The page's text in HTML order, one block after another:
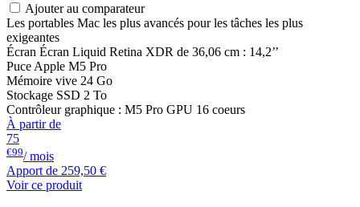
Ajouter au comparateur
Les portables Mac les plus avancés pour les tâches les plus
exigeantes
Écran Écran Liquid Retina XDR de 36,06 cm : 14,2’’
Puce Apple M5 Pro
Mémoire vive 24 Go
Stockage SSD 2 To
Contrôleur graphique : M5 Pro GPU 16 coeurs
À partir de
75
€99/ mois
Apport de 259,50 €
Voir ce produit